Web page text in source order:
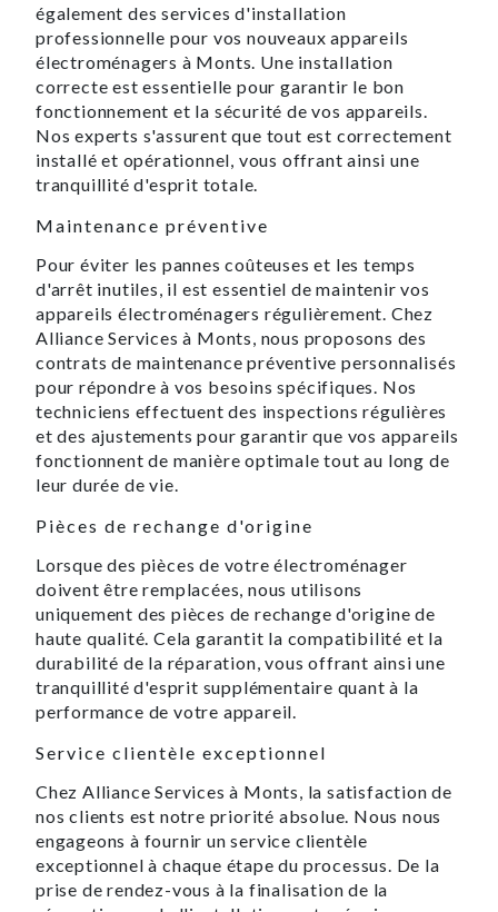
également des services d'installation
professionnelle pour vos nouveaux appareils
électroménagers à Monts. Une installation
correcte est essentielle pour garantir le bon
fonctionnement et la sécurité de vos appareils.
Nos experts s'assurent que tout est correctement
installé et opérationnel, vous offrant ainsi une
tranquillité d'esprit totale.
Maintenance préventive
Pour éviter les pannes coûteuses et les temps
d'arrêt inutiles, il est essentiel de maintenir vos
appareils électroménagers régulièrement. Chez
Alliance Services à Monts, nous proposons des
contrats de maintenance préventive personnalisés
pour répondre à vos besoins spécifiques. Nos
techniciens effectuent des inspections régulières
et des ajustements pour garantir que vos appareils
fonctionnent de manière optimale tout au long de
leur durée de vie.
Pièces de rechange d'origine
Lorsque des pièces de votre électroménager
doivent être remplacées, nous utilisons
uniquement des pièces de rechange d'origine de
haute qualité. Cela garantit la compatibilité et la
durabilité de la réparation, vous offrant ainsi une
tranquillité d'esprit supplémentaire quant à la
performance de votre appareil.
Service clientèle exceptionnel
Chez Alliance Services à Monts, la satisfaction de
nos clients est notre priorité absolue. Nous nous
engageons à fournir un service clientèle
exceptionnel à chaque étape du processus. De la
prise de rendez-vous à la finalisation de la